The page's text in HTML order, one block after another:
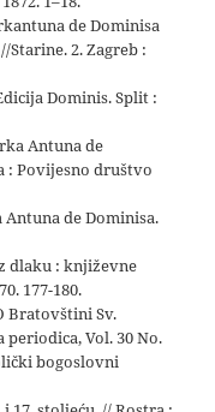
de Dominisa
2. Zagreb :
Dominis. Split :
Antuna de
: Povijesno društvo
de Dominisa.
dlaku : književne
177-180.
Bratovštini Sv.
periodica, Vol. 30 No.
bogoslovni